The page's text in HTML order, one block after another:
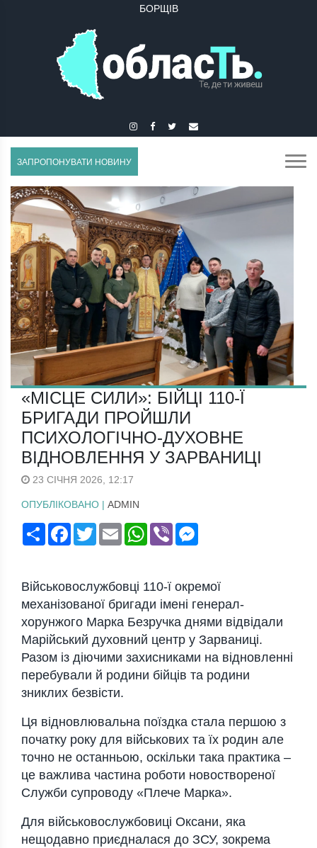
БУЧАЧ
ЗАПРОПОНУВАТИ НОВИНУ
«МІСЦЕ СИЛИ»: БІЙЦІ 110-Ї
БРИГАДИ ПРОЙШЛИ
ПСИХОЛОГІЧНО-ДУХОВНЕ
ВІДНОВЛЕННЯ У ЗАРВАНИЦІ
23 СІЧНЯ 2026, 12:17
ОПУБЛІКОВАНО | ADMIN
ПоширитиFacebook
TwitterEmail WhatsApp
Viber
Військовослужбовці 110-ї окремої
механізованої бригади імені генерал-
хорунжого Марка Безручка днями відвідали
Марійський духовний центр у Зарваниці.
Разом із діючими захисниками на відновленні
перебували й родини бійців та родини
зниклих безвісти.
Ця відновлювальна поїздка стала першою з
початку року для військових та їх родин але
точно не останньою, оскільки така практика –
це важлива частина роботи новоствореної
Служби супроводу «Плече Марка».
Для військовослужбовиці Оксани, яка
нещодавно приєдналася до ЗСУ, зокрема